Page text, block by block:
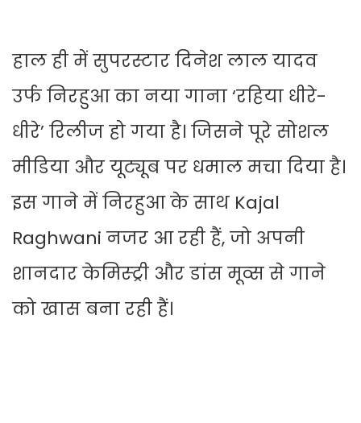
हाल ही में सुपरस्टार दिनेश लाल यादव
उर्फ निरहुआ का नया गाना ‘रह‍िया धीरे-
धीरे’ रिलीज हो गया है। जिसने पूरे सोशल
मीडिया और यूट्यूब पर धमाल मचा दिया है।
इस गाने में निरहुआ के साथ Kajal
Raghwani नजर आ रही हैं, जो अपनी
शानदार केमिस्ट्री और डांस मूव्स से गाने
को खास बना रही हैं।